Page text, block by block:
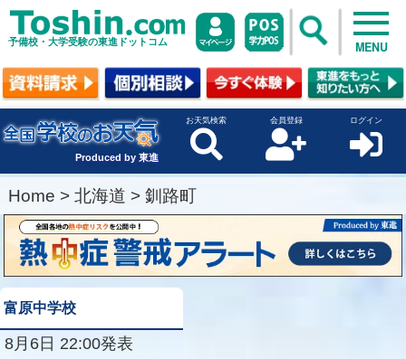
予備校・大学受験の東進ドットコム MENU
Produced by 東進
お天気検索 会員登録 ログイン
Home > 北海道 > 釧路町
富原中学校
8月6日 22:00発表